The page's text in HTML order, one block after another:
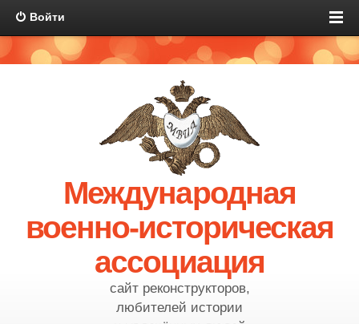
Войти
Международная
военно-историческая
ассоциация
сайт реконструкторов,
любителей истории